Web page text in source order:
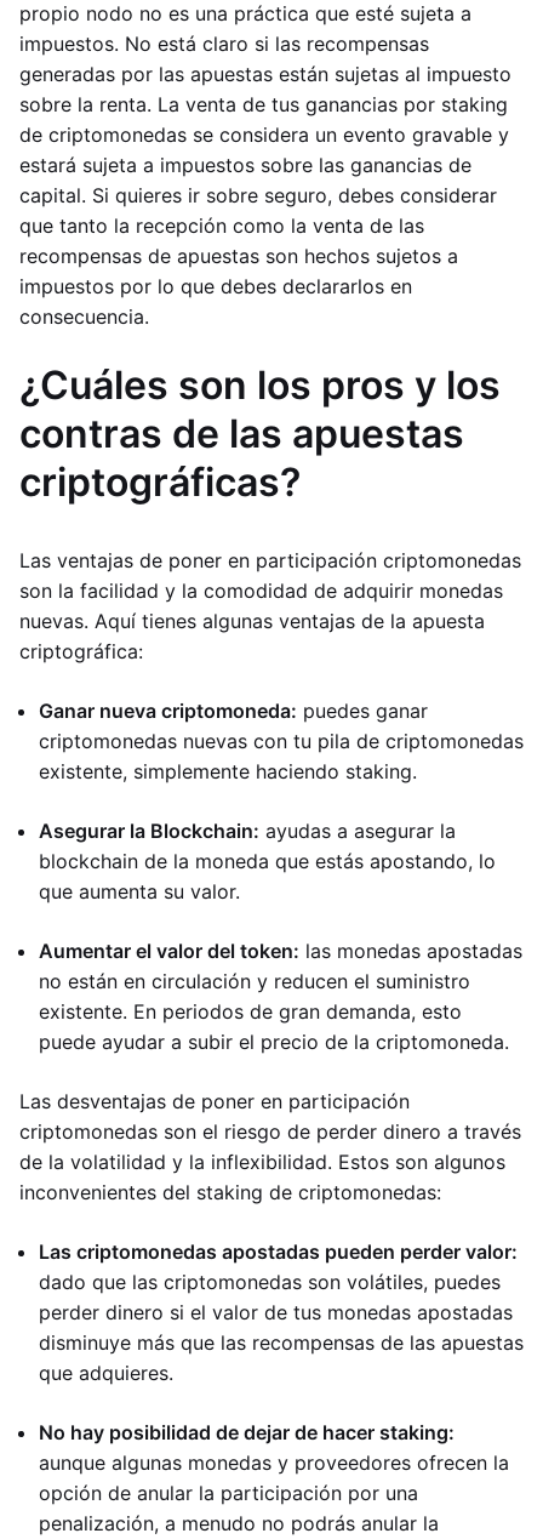
propio nodo no es una práctica que esté sujeta a
impuestos. No está claro si las recompensas
generadas por las apuestas están sujetas al impuesto
sobre la renta. La venta de tus ganancias por staking
de criptomonedas se considera un evento gravable y
estará sujeta a impuestos sobre las ganancias de
capital. Si quieres ir sobre seguro, debes considerar
que tanto la recepción como la venta de las
recompensas de apuestas son hechos sujetos a
impuestos por lo que debes declararlos en
consecuencia.
¿Cuáles son los pros y los
contras de las apuestas
criptográficas?
Las ventajas de poner en participación criptomonedas
son la facilidad y la comodidad de adquirir monedas
nuevas. Aquí tienes algunas ventajas de la apuesta
criptográfica:
Ganar nueva criptomoneda: puedes ganar
criptomonedas nuevas con tu pila de criptomonedas
existente, simplemente haciendo staking.
Asegurar la Blockchain: ayudas a asegurar la
blockchain de la moneda que estás apostando, lo
que aumenta su valor.
Aumentar el valor del token: las monedas apostadas
no están en circulación y reducen el suministro
existente. En periodos de gran demanda, esto
puede ayudar a subir el precio de la criptomoneda.
Las desventajas de poner en participación
criptomonedas son el riesgo de perder dinero a través
de la volatilidad y la inflexibilidad. Estos son algunos
inconvenientes del staking de criptomonedas:
Las criptomonedas apostadas pueden perder valor:
dado que las criptomonedas son volátiles, puedes
perder dinero si el valor de tus monedas apostadas
disminuye más que las recompensas de las apuestas
que adquieres.
No hay posibilidad de dejar de hacer staking:
aunque algunas monedas y proveedores ofrecen la
opción de anular la participación por una
penalización, a menudo no podrás anular la